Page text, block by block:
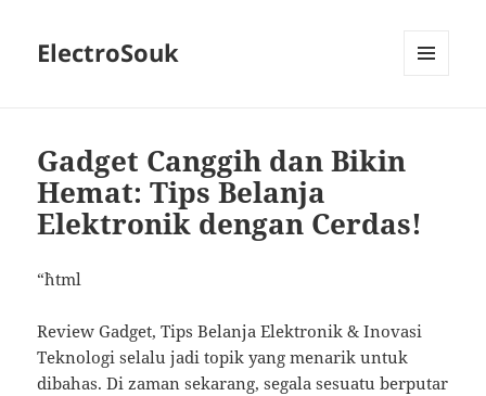
ElectroSouk
Gadget Canggih dan Bikin
Hemat: Tips Belanja
Elektronik dengan Cerdas!
“`html
Review Gadget, Tips Belanja Elektronik & Inovasi
Teknologi selalu jadi topik yang menarik untuk
dibahas. Di zaman sekarang, segala sesuatu berputar